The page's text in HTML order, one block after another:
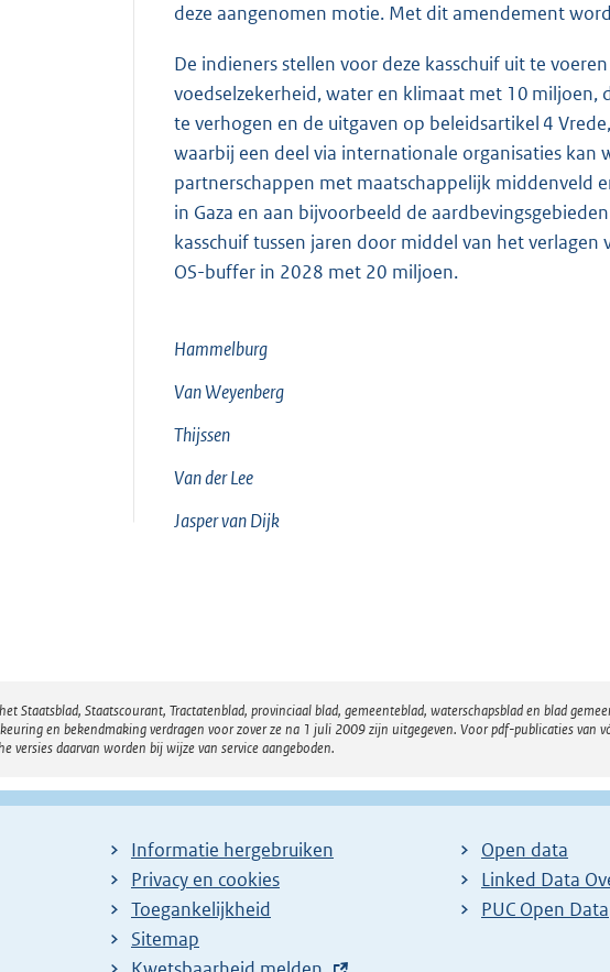
deze aangenomen motie. Met dit amendement
De indieners stellen voor deze kasschuif uit te
voedselzekerheid, water en klimaat met 10 miljoen,
te verhogen en de uitgaven op beleidsartikel 4
waarbij een deel via internationale organisaties kan
partnerschappen met maatschappelijk middenveld
in Gaza en aan bijvoorbeeld de
kasschuif tussen jaren door middel van het
OS-buffer in 2028 met 20 miljoen.
Hammelburg
Van Weyenberg
Thijssen
Van der Lee
Jasper vanDijk
Staatsblad, Staatscourant, Tractatenblad, provinciaal blad, gemeenteblad, waterschapsblad en blad
en bekendmaking verdragen voor zover ze na 1 juli 2009 zijn uitgegeven. Voor pdf-publicaties
versies daarvan worden bij wijze van service aangeboden.
Informatie hergebruiken
Privacy en cookies
Toegankelijkheid
Sitemap
Open data
Linked Data
PUC Open Data